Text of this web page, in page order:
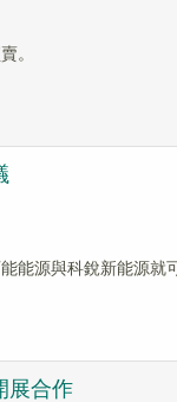
。
能源與科銳新能源就
展合作